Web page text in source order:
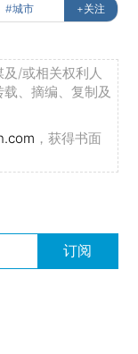
#城市 +关注
/或相关权利人
、摘编、复制及
，获得书面
订阅